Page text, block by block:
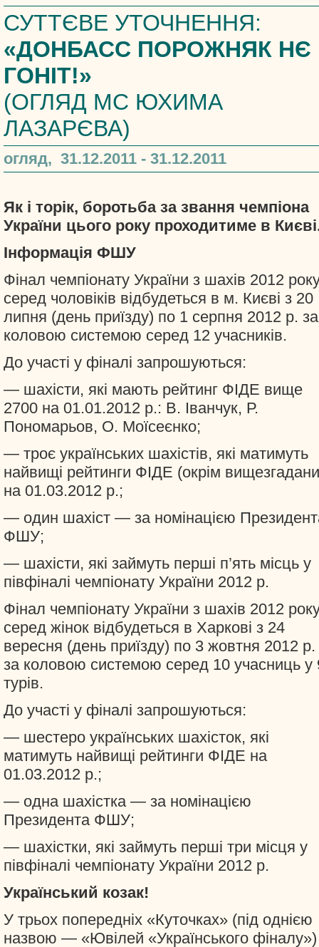
СУТТЄВЕ УТОЧНЕННЯ:
«ДОНБАСС ПОРОЖНЯК НЄ
ГОНІТ!»
(ОГЛЯД МС ЮХИМА
ЛАЗАРЄВА)
огляд, 31.12.2011 - 31.12.2011
Як і торік, боротьба за звання чемпіона
України цього року проходитиме в
Інформація ФШУ
Фінал чемпіонату України з шахів 2012
серед чоловіків відбудеться в м. Києві з 20
липня (день приїзду) по 1 серпня 2012 р. за
коловою системою серед 12 учасників.
До участі у фіналі запрошуються:
— шахісти, які мають рейтинг ФІДЕ вище
2700 на 01.01.2012 р.: В. Іванчук, Р.
Пономарьов, О. Моїсеєнко;
— троє українських шахістів, які матимуть
найвищі рейтинги ФІДЕ (окрім
на 01.03.2012 р.;
— один шахіст — за номінацією
ФШУ;
— шахісти, які займуть перші п’ять місць у
півфіналі чемпіонату України 2012 р.
Фінал чемпіонату України з шахів 2012
серед жінок відбудеться в Харкові з 24
вересня (день приїзду) по 3 жовтня 2012 р.
за коловою системою серед 10 учасниць у
турів.
До участі у фіналі запрошуються:
— шестеро українських шахісток, які
матимуть найвищі рейтинги ФІДЕ на
01.03.2012 р.;
— одна шахістка — за номінацією
Президента ФШУ;
— шахістки, які займуть перші три місця у
півфіналі чемпіонату України 2012 р.
Український козак!
У трьох попередніх «Куточках» (під однією
назвою — «Ювілей «Українського фіналу»)